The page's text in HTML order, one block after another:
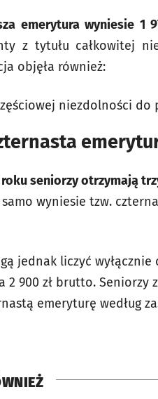
emerytura wyniesie 1
z tytułu całkowitej
objęła również:
niezdolności do
seniorzy otrzymają
samo wyniesie tzw.
jednak liczyć
2 900 zł brutto.
emeryturę według